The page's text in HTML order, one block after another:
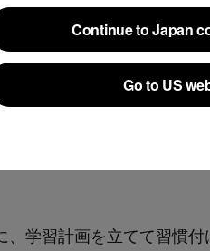
Continue to Japan
Continue to Japan
Go to US
Go to US
ラマ
コンテンツ
ト
し、監修しているため
学習計画を立てて習慣